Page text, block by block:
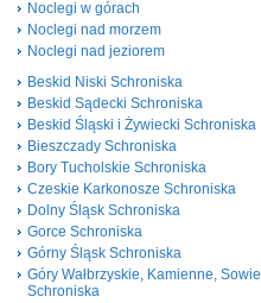
Noclegi w górach
Noclegi nad morzem
Noclegi nad jeziorem
Beskid Niski Schroniska
Beskid Sądecki Schroniska
Beskid Śląski i Żywiecki Schroniska
Bieszczady Schroniska
Bory Tucholskie Schroniska
Czeskie Karkonosze Schroniska
Dolny Śląsk Schroniska
Gorce Schroniska
Górny Śląsk Schroniska
Góry Wałbrzyskie, Kamienne, Sowie
Schroniska